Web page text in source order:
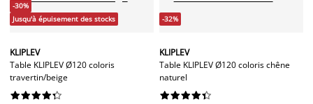
-30%
Jusqu'à épuisement des stocks
KLIPLEV
Table KLIPLEV Ø120 coloris
travertin/beige






-32%
KLIPLEV
Table KLIPLEV Ø120 coloris chêne
naturel





